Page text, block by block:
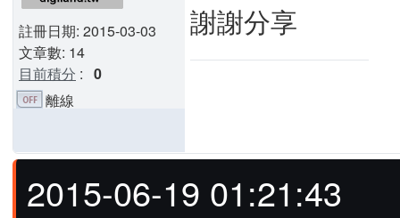
註冊日期: 2015-03-03
文章數: 14
目前積分 : 0
謝謝分享
離線
2015-06-19 01:21:43